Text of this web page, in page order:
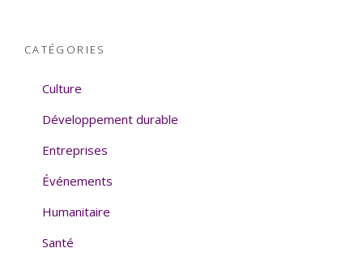
CATÉGORIES
Culture
Développement durable
Entreprises
Événements
Humanitaire
Santé